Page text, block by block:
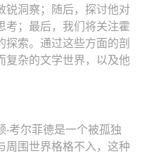
锐洞察；随后，探讨他对
考；最后，我们将关注霍
索。通过这些方面的剖
复杂的文学世界，以及他
考尔菲德是一个被孤独
周围世界格格不入，这种